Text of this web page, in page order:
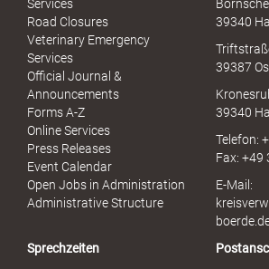
s
Services
Road Closures
Veterinary Emergency
Services
Official Journal &
Announcements
Forms A-Z
Online Services
Press Releases
Event Calendar
Open Jobs in Administration
Administrative Structure
39340
39387
39340
Telefon:
Fax: +49
E-Mail:
Sprechzeiten